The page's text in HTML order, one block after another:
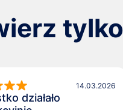
14.03.2026
działało